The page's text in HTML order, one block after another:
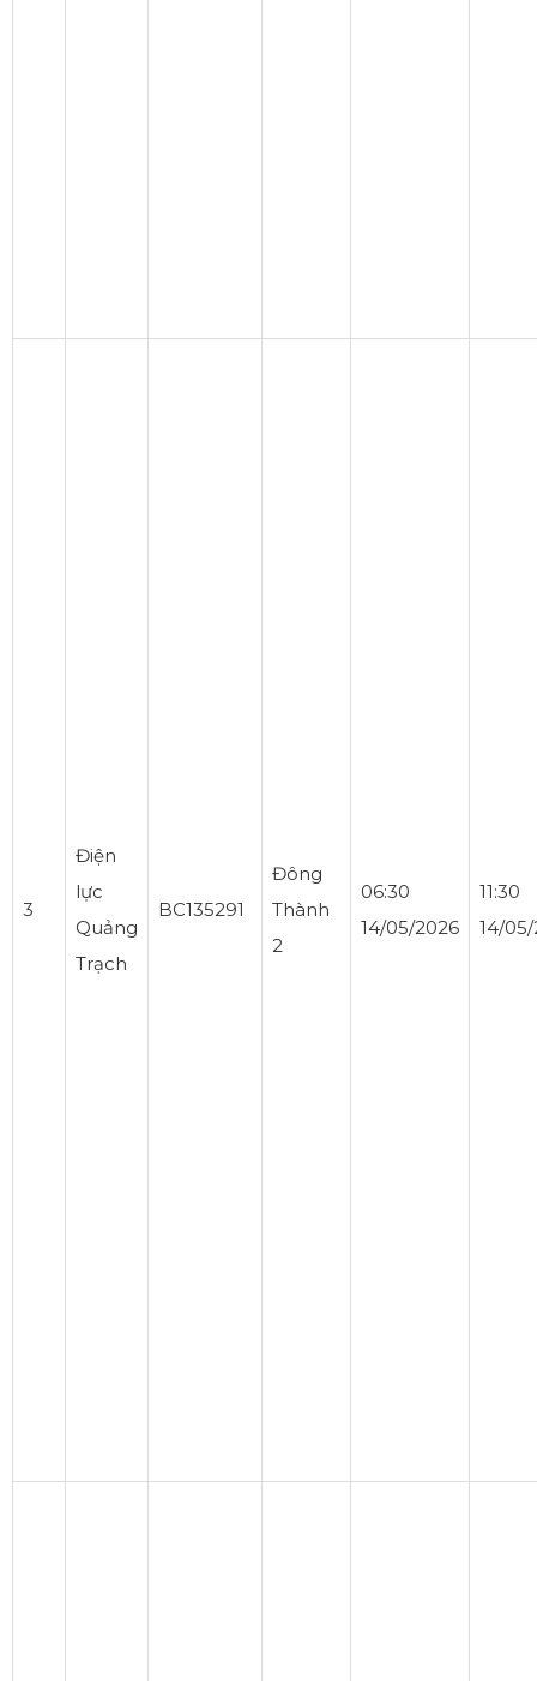
3
Điện
lực
Quảng
Trạch
BC135291
Đông
Thành
2
06:30
14/05/2026
11:30
14/